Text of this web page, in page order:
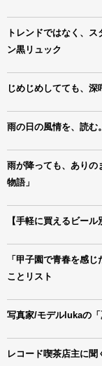
トレンドではなく、
ン黒リュック
じめじめしてても、
雨の日の風情を、読む
雨が降っても、あり
物語」
【手軽に買えるビー
「甲子園で青春を感
ことリスト
写真家/モデルlukaの「
レコード喫茶店主に聞